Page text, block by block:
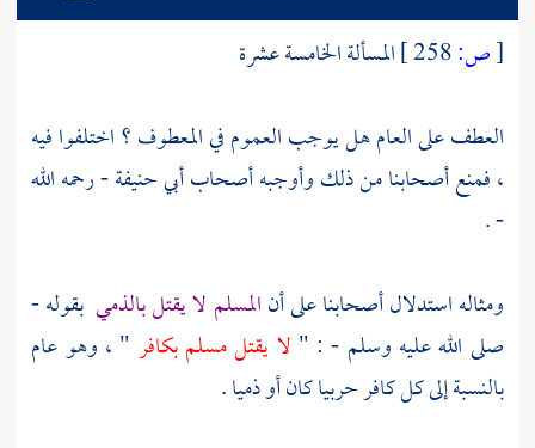
[ص:
المسألة الخامسة عشرة
العطف على العام هل يوجب العموم في المعطوف ؟ اختلفوا فيه
، فمنع أصحابنا من ذلك وأوجبه أصحابأبي حنيفة- رحمه الله
- .
ومثاله استدلال أصحابنا على أنالمسلم لا يقتل بالذمي بقوله -
صلى الله عليه وسلم - : " لا يقتل مسلم بكافر " ، وهو عام
بالنسبة إلى كل كافر حربيا كان أو ذميا .